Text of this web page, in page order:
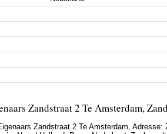
Zandstraat 2 Te Amsterdam,
Zandstraat 2 Te Amsterdam, Adresse: